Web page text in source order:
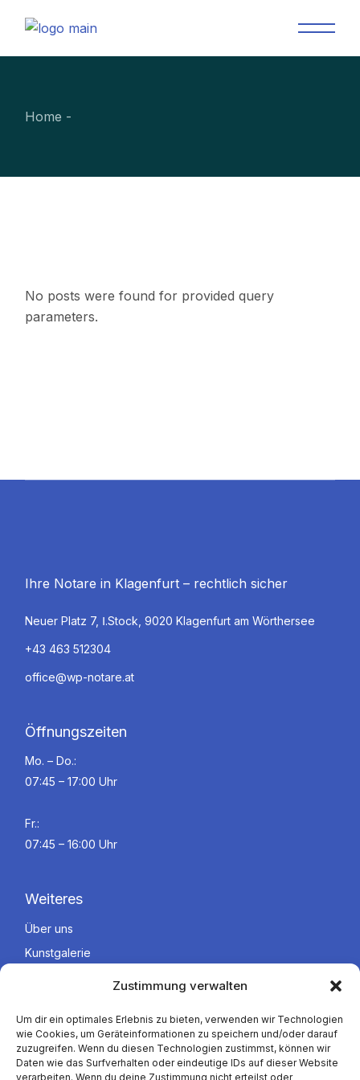
Zustimmung verwalten
Um dir ein optimales Erlebnis zu bieten, verwenden wir Technologien
wie Cookies, um Geräteinformationen zu speichern und/oder darauf
zuzugreifen. Wenn du diesen Technologien zustimmst, können wir
Daten wie das Surfverhalten oder eindeutige IDs auf dieser Website
verarbeiten. Wenn du deine Zustimmung nicht erteilst oder
Home
No posts were found for provided query
parameters.
Ihre Notare in Klagenfurt – rechtlich sicher
Neuer Platz 7, Ⅰ.Stock, 9020 Klagenfurt am Wörthersee
+43 463 512304
office@wp-notare.at
Öffnungszeiten
Mo. – Do.:
07:45 – 17:00 Uhr
Fr.:
07:45 – 16:00 Uhr
Weiteres
Über uns
Kunstgalerie
Impressum
Datenschutzerklärung